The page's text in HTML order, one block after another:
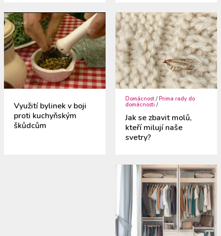
Využití bylinek v boji
proti kuchyňským
škůdcům
Domácnost /Prima rady do
domácnosti /
Jak se zbavit molů,
kteří milují naše
svetry?